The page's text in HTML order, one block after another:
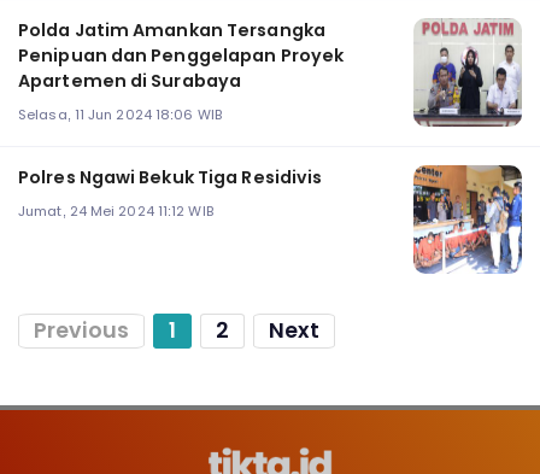
Polda Jatim Amankan Tersangka
Penipuan dan Penggelapan Proyek
Apartemen di Surabaya
Selasa, 11 Jun 2024 18:06 WIB
Polres Ngawi Bekuk Tiga Residivis
Jumat, 24 Mei 2024 11:12 WIB
Previous 1 2 Next